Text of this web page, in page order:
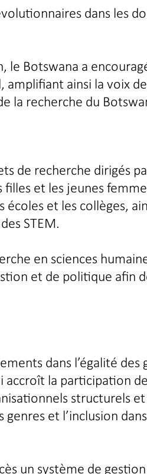
dans les
le Botswana a
ainsi la voix
la recherche du
de recherche dirigés
et les jeunes
et les collèges,
STEM.
en sciences
et de politique afin
dans l’égalité des
la participation
structurels
et l’inclusion
un système de